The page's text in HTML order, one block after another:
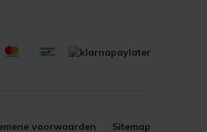
voorwaarden Sitemap